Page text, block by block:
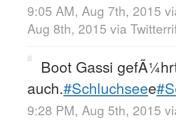
9:05 AM, Aug 7th, 2015
Aug 8th, 2015 via
Boot Gassi
auch.#Schluchseee
9:28 PM, Aug 5th, 2015